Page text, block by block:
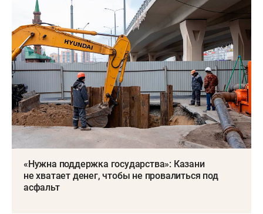
«Нужна поддержка государства»: Казани
не хватает денег, чтобы не провалиться под
асфальт